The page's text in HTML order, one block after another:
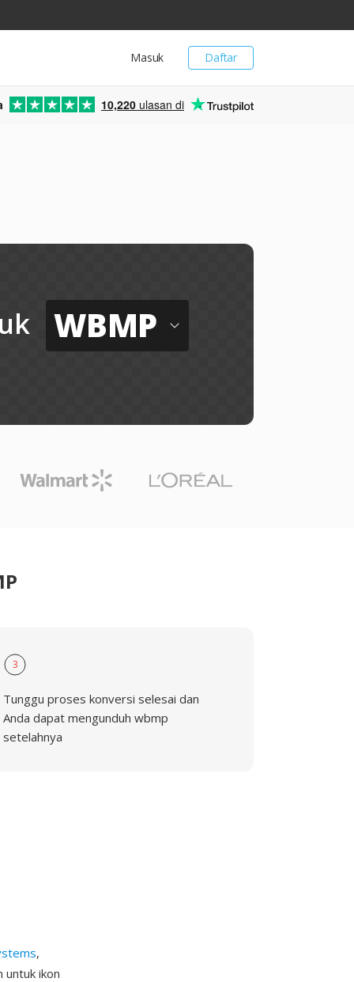
Daftar
Masuk
10,220 ulasan di
WBMP
3
Tunggu proses konversi selesai dan
Anda dapat mengunduh wbmp
setelahnya
,
untuk ikon